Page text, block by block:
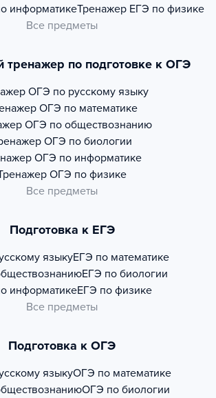
информатикеТренажер ЕГЭ по физике
Все предметы
тренажер по подготовке к ОГЭ
ОГЭ по русскому языку
ОГЭ по математике
ОГЭ по обществознанию
ОГЭ по биологии
ОГЭ по информатике
ОГЭ по физике
Все предметы
Подготовка к ЕГЭ
языкуЕГЭ по математике
ЕГЭ по биологии
информатикеЕГЭ по физике
Все предметы
Подготовка к ОГЭ
языкуОГЭ по математике
ОГЭ по биологии